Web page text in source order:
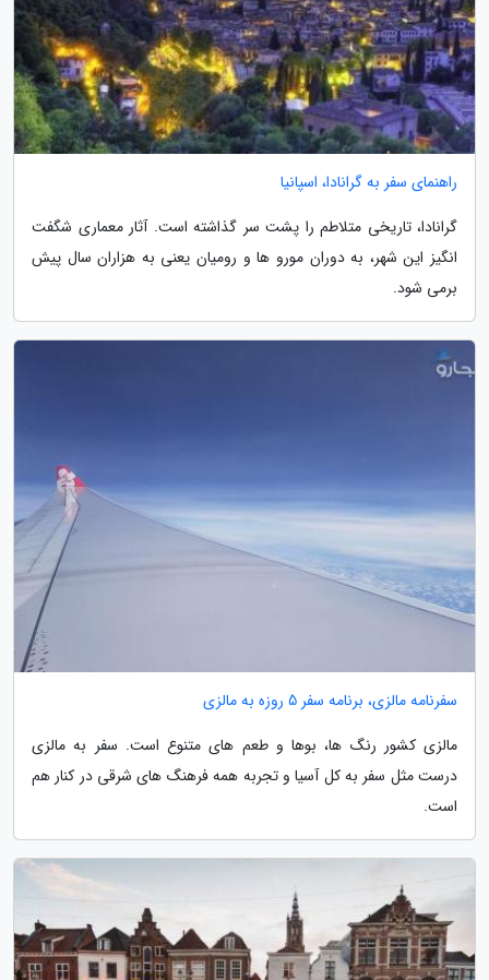
راهنمای سفر به گرانادا، اسپانیا
گرانادا، تاریخی متلاطم را پشت سر گذاشته است. آثار معماری شگفت
انگیز این شهر، به دوران مورو ها و رومیان یعنی به هزاران سال پیش
برمی شود.
سفرنامه مالزی، برنامه سفر 5 روزه به مالزی
مالزی کشور رنگ ها، بوها و طعم های متنوع است. سفر به مالزی
درست مثل سفر به کل آسیا و تجربه همه فرهنگ های شرقی در کنار هم
است.